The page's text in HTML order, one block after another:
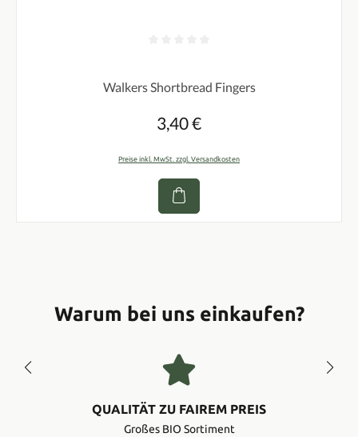
Walkers Shortbread Fingers
Regulärer Preis:
3,40 €
Preise inkl. MwSt. zzgl. Versandkosten
Warum bei uns einkaufen?
QUALITÄT ZU FAIREM PREIS
Großes BIO Sortiment